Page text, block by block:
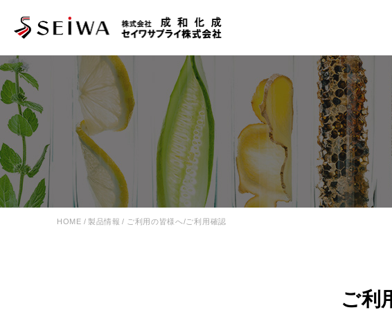
HOME /製品情報 / ご利用の皆様へ/ご利用確認
ご利